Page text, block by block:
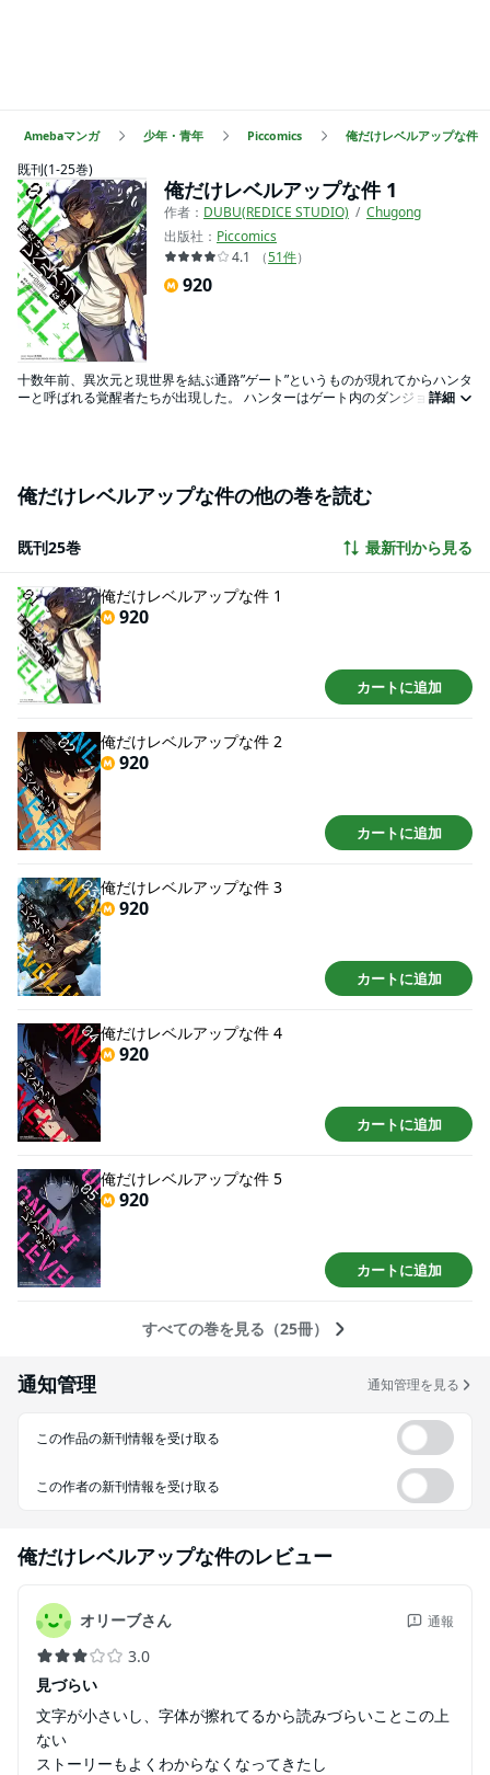
Amebaマンガ 少年・青年 Piccomics 俺だけレベルアップな件
既刊(1-25巻)
俺だけレベルアップな件 1
作者： DUBU(REDICE STUDIO)
Chugong
出版社： Piccomics
4.1
（51件）
920
十数年前、異次元と現世界を結ぶ通路”ゲート”というものが現れてからハンタ
ーと呼ばれる覚醒者たちが出現した。 ハンターはゲート内のダンジョンに潜
を授かる。 「旬」にだけ見えるデイリークエストウィンドウ…！？ 「旬」ひ
とりだけが知ってるレベルアップの秘密… 毎日届くクエストをクリアし、モ
ップはどこまで続くのかーー！！
詳細
俺だけレベルアップな件の他の巻を読む
既刊25巻 最新刊から見る
俺だけレベルアップな件 1
920
カートに追加
俺だけレベルアップな件 2
920
カートに追加
俺だけレベルアップな件 3
920
カートに追加
俺だけレベルアップな件 4
920
カートに追加
俺だけレベルアップな件 5
920
カートに追加
すべての巻を見る（25冊）
通知管理 通知管理を見る
この作品の新刊情報を受け取る
この作者の新刊情報を受け取る
俺だけレベルアップな件のレビュー
オリーブさん 通報
3.0
見づらい
文字が小さいし、字体が擦れてるから読みづらいことこの上
ない
ストーリーもよくわからなくなってきたし